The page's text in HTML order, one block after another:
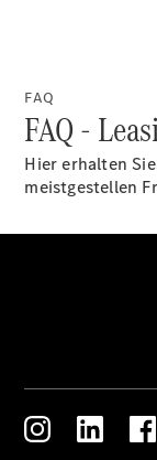
FAQ
FAQ -
Hier erhalten
meistgestellen